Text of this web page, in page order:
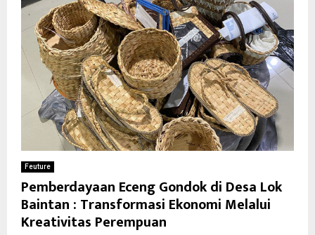
Feuture
Pemberdayaan Eceng Gondok di Desa Lok
Baintan : Transformasi Ekonomi Melalui
Kreativitas Perempuan